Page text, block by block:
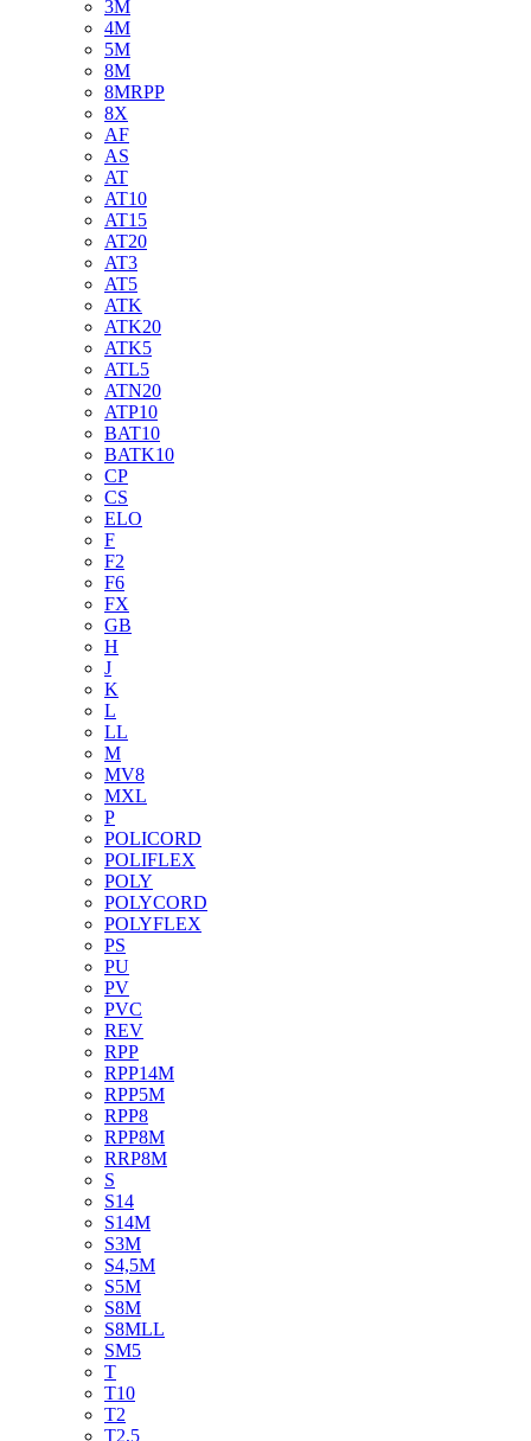
3M
4M
5M
8M
8MRPP
8X
AF
AS
AT
AT10
AT15
AT20
AT3
AT5
ATK
ATK20
ATK5
ATL5
ATN20
ATP10
BAT10
BATK10
CP
CS
ELO
F
F2
F6
FX
GB
H
J
K
L
LL
M
MV8
MXL
P
POLICORD
POLIFLEX
POLY
POLYCORD
POLYFLEX
PS
PU
PV
PVC
REV
RPP
RPP14M
RPP5M
RPP8
RPP8M
RRP8M
S
S14
S14M
S3M
S4,5M
S5M
S8M
S8MLL
SM5
T
T10
T2
T2,5